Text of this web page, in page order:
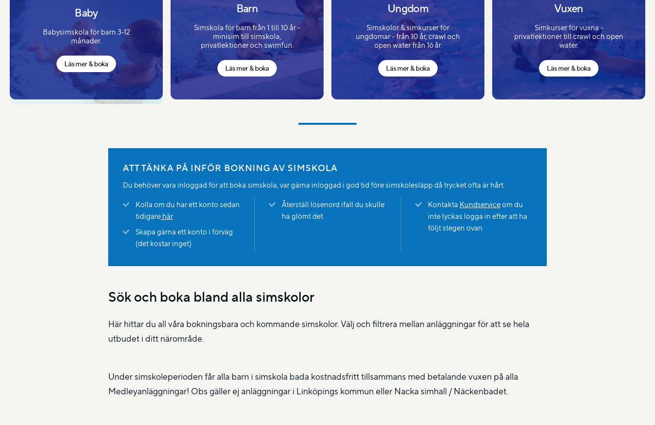
Baby
Babysimskola för barn 3-12
månader.
Läs mer & boka
Barn
Simskola för barn från 1 till 10 år -
minisim till simskola,
privatlektioner och swimfun.
Läs mer & boka
Ungdom
Simskolor & simkurser för
ungdomar - från 10 år, crawl och
open water från 16 år.
Läs mer & boka
Vuxen
Simkurser för vuxna -
privatlektioner till crawl och open
water.
Läs mer & boka
ATT TÄNKA PÅ INFÖR BOKNING AV SIMSKOLA
Du behöver vara inloggad för att boka simskola, var gärna inloggad i god tid före simskolesläpp då trycket ofta är hårt.
Kolla om du har ett konto sedan
tidigarehär
Skapa gärna ett konto i förväg
(det kostar inget)
Återställ lösenord ifall du skulle
ha glömt det
Kontakta Kundserviceom du
inte lyckas logga in efter att ha
följt stegen ovan
Sök och boka bland alla simskolor
Här hittar du all våra bokningsbara och kommande simskolor. Välj och filtrera mellan anläggningar för att se hela
utbudet i ditt närområde.
Under simskoleperioden får alla barn i simskola bada kostnadsfritt tillsammans med betalande vuxen på alla
Medleyanläggningar! Obs gäller ej anläggningar i Linköpings kommun eller Nacka simhall / Näckenbadet.